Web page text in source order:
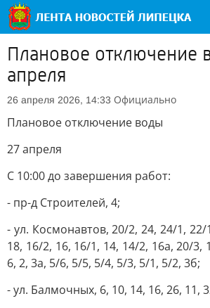
Плановое отключение
апреля
26 апреля 2026, 14:33 Официально
Плановое отключение воды
27 апреля
С 10:00 до завершения работ:
- пр-д Строителей, 4;
- ул. Космонавтов, 20/2, 24, 24/1, 22/
18, 16/2, 16, 16/1, 14, 14/2, 16а, 20/3,
6, 2, 3а, 5/6, 5/5, 5/4, 5/3, 5/1, 5/2, 3б;
- ул. Балмочных, 6, 10, 14, 16, 26, 11,